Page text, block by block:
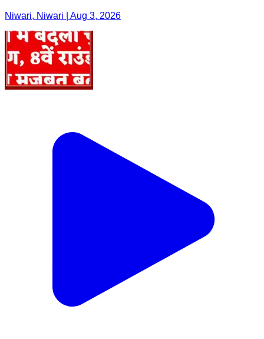
Niwari, Niwari | Aug 3, 2026